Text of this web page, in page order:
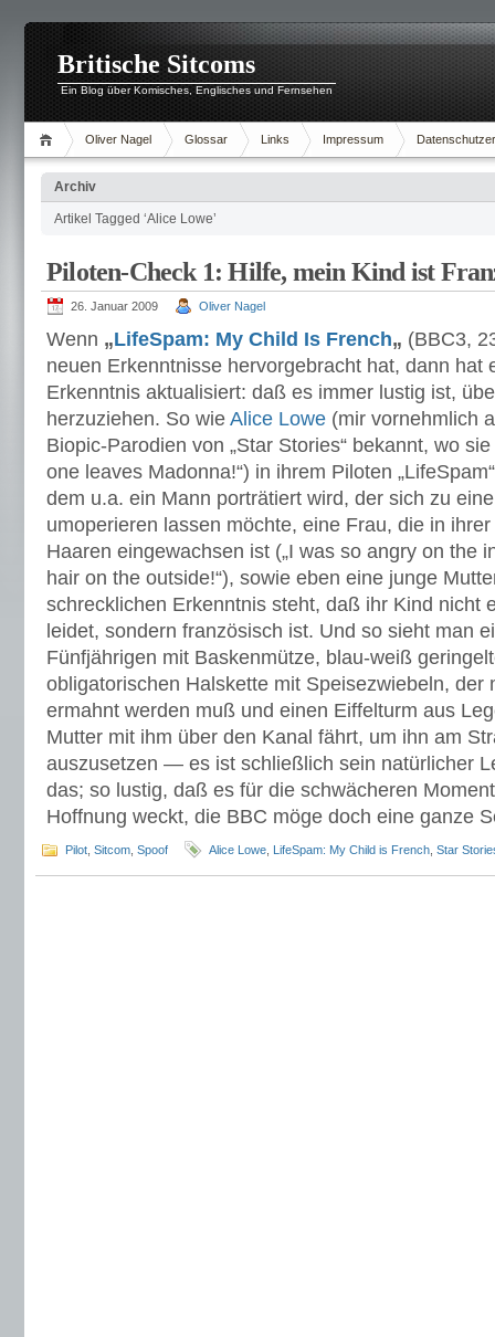
Britische Sitcoms
Ein Blog über Komisches, Englisches und Fernsehen
Oliver Nagel Glossar Links Impressum
Archiv
Artikel Tagged ‘Alice Lowe’
Piloten-Check 1: Hilfe, mein Kind ist
26. Januar 2009 Oliver Nagel
Wenn „LifeSpam: My Child Is French„ (BBC3,
neuen Erkenntnisse hervorgebracht hat, dann hat
Erkenntnis aktualisiert: daß es immer lustig ist,
herzuziehen. So wie Alice Lowe (mir vornehmlich
Biopic-Parodien von „Star Stories“ bekannt, wo
one leaves Madonna!“) in ihrem Piloten
dem u.a. ein Mann porträtiert wird, der sich zu
umoperieren lassen möchte, eine Frau, die in
Haaren eingewachsen ist („I was so angry on the
hair on the outside!“), sowie eben eine junge
schrecklichen Erkenntnis steht, daß ihr Kind nicht
leidet, sondern französisch ist. Und so sieht man
Fünfjährigen mit Baskenmütze, blau-weiß
obligatorischen Halskette mit Speisezwiebeln, der
ermahnt werden muß und einen Eiffelturm aus
Mutter mit ihm über den Kanal fährt, um ihn am
auszusetzen — es ist schließlich sein natürlicher
das; so lustig, daß es für die schwächeren
Hoffnung weckt, die BBC möge doch eine ganze
Pilot Sitcom Spoof Alice Lowe LifeSpam: My Child is French Star